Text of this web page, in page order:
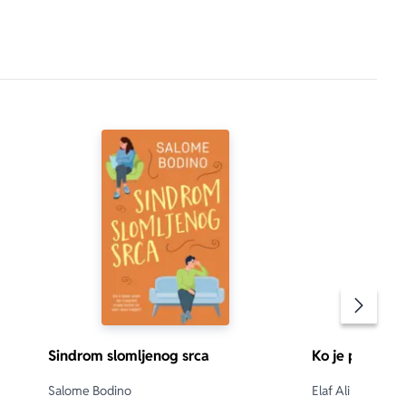
Sindrom slomljenog srca
Salome Bodino
Ko je
Elaf Ali